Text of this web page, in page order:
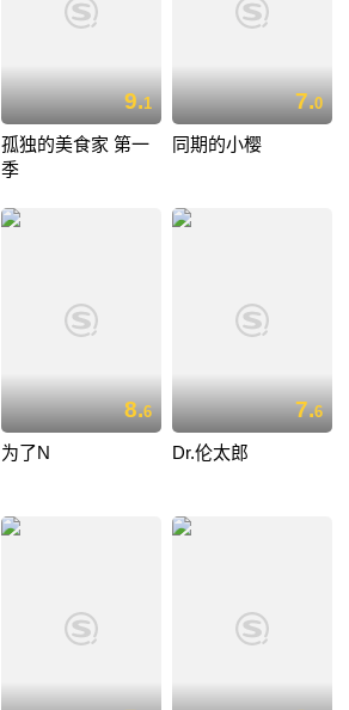
9.1
孤独的美食家 第一
季
7.0
同期的小樱
8.6
为了N
7.6
Dr.伦太郎